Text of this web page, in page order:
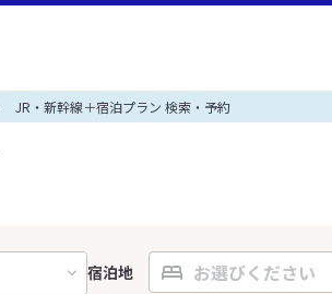
JR・新幹線＋宿泊プラン 検索・予約
宿泊地